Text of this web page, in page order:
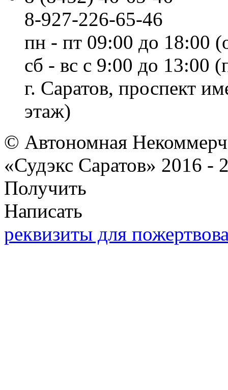
8-927-226-65-46
пн - пт 09:00 до 18:00
сб - вс с 9:00 до 13:00
г. Саратов, проспект
этаж)
© Автономная
«Судэкс Саратов» 2016 -
Получить
Написать
реквизиты для